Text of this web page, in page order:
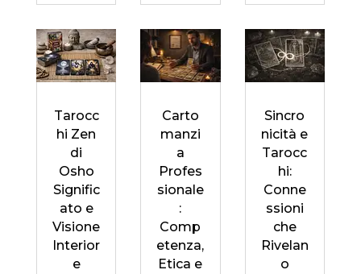
Tarocc
hi Zen
di
Osho
Signific
ato e
Visione
Interior
e
Carto
manzi
a
Profes
sionale
:
Comp
etenza,
Etica e
Sincro
nicità e
Tarocc
hi:
Conne
ssioni
che
Rivelan
o